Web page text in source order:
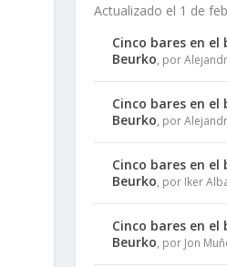
Actualizado el 1 de
Cinco bares en el
Beurko, por
Cinco bares en el
Beurko, por
Cinco bares en el
Beurko, por Iker
Cinco bares en el
Beurko, por Jon